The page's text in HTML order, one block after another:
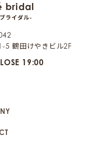
bridal
ライダル-
5 鶴田けやきビル2F
19:00